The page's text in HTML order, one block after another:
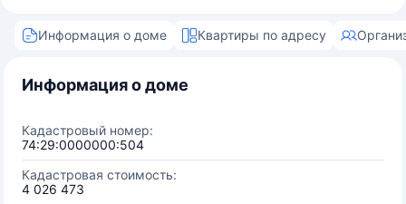
Информация о доме Квартиры по адресу
Информация о доме
Кадастровый номер:
74:29:0000000:504
Кадастровая стоимость:
4 026 473